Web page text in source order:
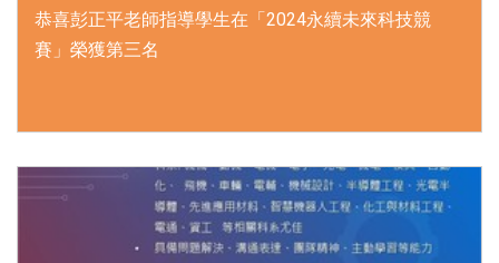
恭喜彭正平老師指導學生在「2024永續未來科技競
賽」榮獲第三名